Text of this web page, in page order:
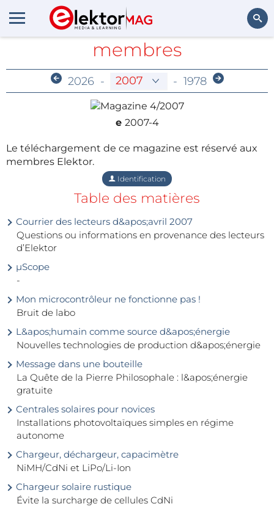
Archives réservées aux
membres
2026 - - 1978
e 2007-4
Le téléchargement de ce magazine est réservé aux
membres Elektor.
Identification
Table des matières
Courrier des lecteurs d&apos;avril 2007
Questions ou informations en provenance des lecteurs
d’Elektor
µScope
-
Mon microcontrôleur ne fonctionne pas !
Bruit de labo
L&apos;humain comme source d&apos;énergie
Nouvelles technologies de production d&apos;énergie
Message dans une bouteille
La Quête de la Pierre Philosophale : l&apos;énergie
gratuite
Centrales solaires pour novices
Installations photovoltaïques simples en régime
autonome
Chargeur, déchargeur, capacimètre
NiMH/CdNi et LiPo/Li-Ion
Chargeur solaire rustique
Évite la surcharge de cellules CdNi